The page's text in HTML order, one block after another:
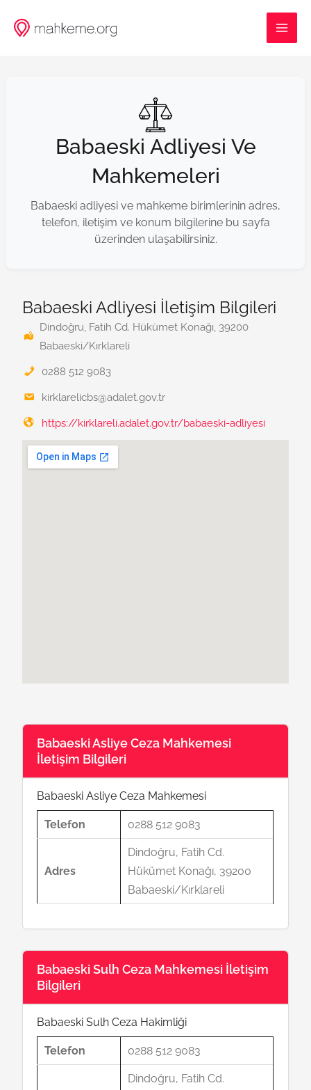
atla
Babaeski Adliyesi Ve
Mahkemeleri
Babaeski adliyesi ve mahkeme birimlerinin adres,
telefon, iletişim ve konum bilgilerine bu sayfa
üzerinden ulaşabilirsiniz.
Babaeski Asliye Ceza Mahkemesi
İletişim Bilgileri
Babaeski Asliye Ceza Mahkemesi
Telefon 0288 512 9083
Adres
Dindoğru, Fatih Cd.
Hükümet Konağı, 39200
Babaeski/Kırklareli
Babaeski Sulh Ceza Mahkemesi İletişim
Bilgileri
Babaeski Sulh Ceza Hakimliği
Telefon 0288 512 9083
Dindoğru, Fatih Cd.
Babaeski Adliyesi İletişim Bilgileri
Dindoğru, Fatih Cd. Hükümet Konağı, 39200
Babaeski/Kırklareli
0288 512 9083
kirklarelicbs@adalet.gov.tr
https://kirklareli.adalet.gov.tr/babaeski-adliyesi